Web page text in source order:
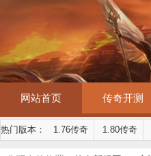
网站首页 传奇开测
热门版本： 1.76传奇 1.80传奇